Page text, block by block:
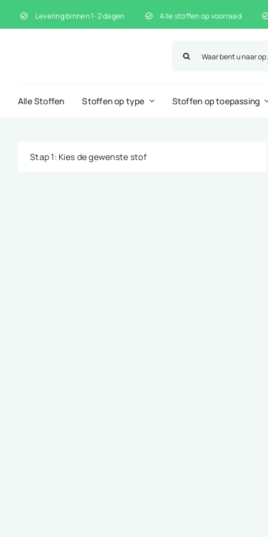
naar
Levering binnen 1-2 dagen Alle stoffen op voorraad
naar:
Alle Stoffen Stoffen op type Stoffen op toepassing
Stap 1: Kies de gewenste stof